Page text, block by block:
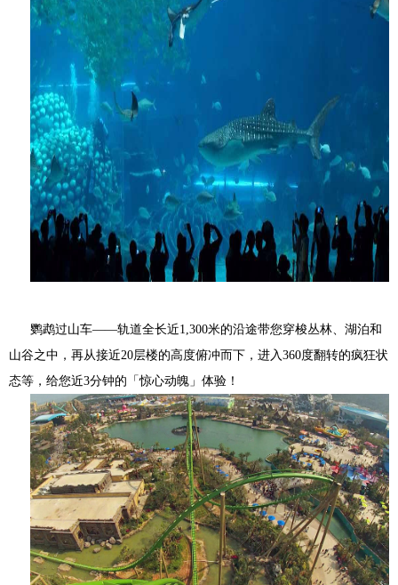
鹦鹉过山车——轨道全长近1,300米的沿途带您穿梭丛林、湖泊和
山谷之中，再从接近20层楼的高度俯冲而下，进入360度翻转的疯狂状
态等，给您近3分钟的「惊心动魄」体验！